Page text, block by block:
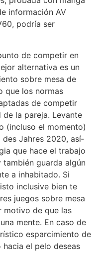
información AV
podría ser
de competir en
alternativa es un
sobre mesa de
que los normas
de competir
de la pareja. Levante
(incluso el momento)
des Jahres 2020, así­
que hace el trabajo
guarda algún
a inhabitado. Si
inclusive bien te
juegos sobre mesa
motivo de que las
mente. En caso de
esparcimiento de
hacia el pelo deseas